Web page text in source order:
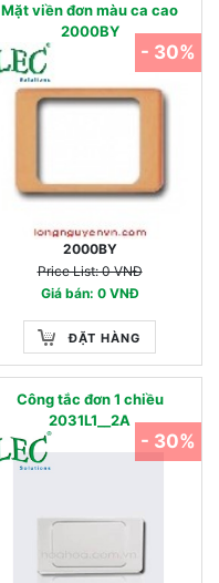
Mặt viền đơn màu ca cao
2000BY
2000BY
Price List: 0 VNĐ
Giá bán: 0 VNĐ
ĐẶT HÀNG
- 30%
Công tắc đơn 1 chiều
2031L1__2A
- 30%